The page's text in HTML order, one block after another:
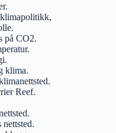
på CO2.
klima.
Reef.
nettsted.